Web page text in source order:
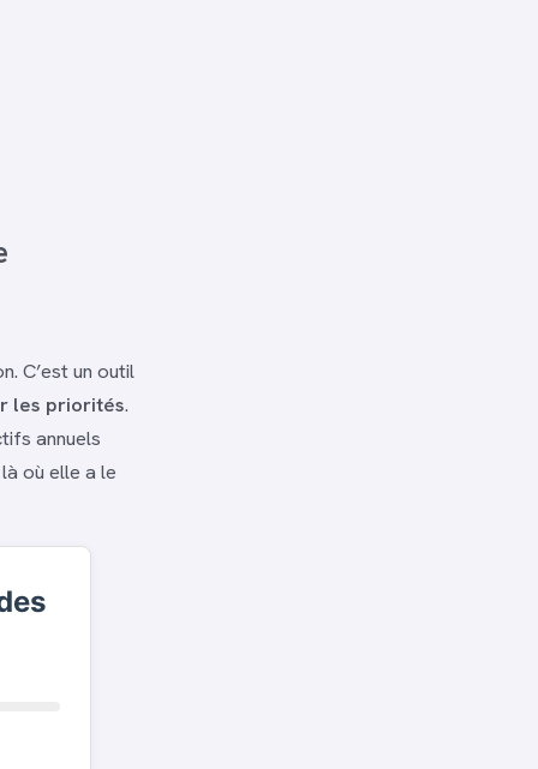
C’est un outil
les priorités.
annuels
où elle a le